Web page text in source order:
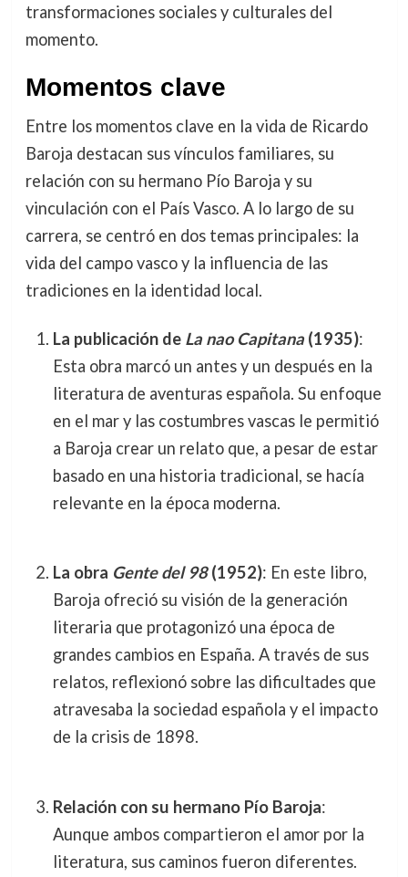
transformaciones sociales y culturales del
momento.
Momentos clave
Entre los momentos clave en la vida de Ricardo
Baroja destacan sus vínculos familiares, su
relación con su hermano Pío Baroja y su
vinculación con el País Vasco. A lo largo de su
carrera, se centró en dos temas principales: la
vida del campo vasco y la influencia de las
tradiciones en la identidad local.
La publicación de La nao Capitana(1935):
Esta obra marcó un antes y un después en la
literatura de aventuras española. Su enfoque
en el mar y las costumbres vascas le permitió
a Baroja crear un relato que, a pesar de estar
basado en una historia tradicional, se hacía
relevante en la época moderna.
La obra Gente del 98(1952): En este libro,
Baroja ofreció su visión de la generación
literaria que protagonizó una época de
grandes cambios en España. A través de sus
relatos, reflexionó sobre las dificultades que
atravesaba la sociedad española y el impacto
de la crisis de 1898.
Relación con su hermano Pío Baroja:
Aunque ambos compartieron el amor por la
literatura, sus caminos fueron diferentes.